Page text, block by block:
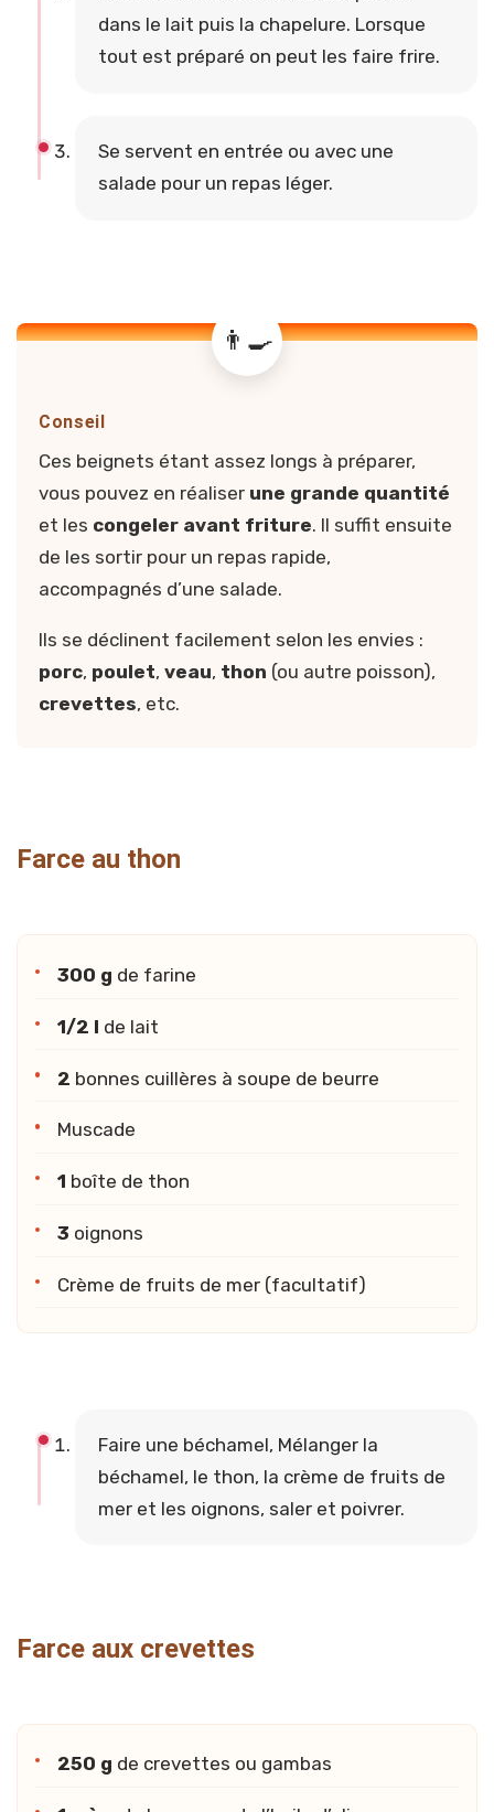
dans le lait puis la chapelure. Lorsque
tout est préparé on peut les faire frire.
Se servent en entrée ou avec une
salade pour un repas léger.
Conseil
Ces beignets étant assez longs à préparer,
vous pouvez en réaliser une grande quantité
et les congeler avant friture. Il suffit ensuite
de les sortir pour un repas rapide,
accompagnés d’une salade.
Ils se déclinent facilement selon les envies :
porc, poulet, veau, thon (ou autre poisson),
crevettes, etc.
Farce au thon
300 g de farine
1/2 l de lait
2 bonnes cuillères à soupe de beurre
Muscade
1 boîte de thon
3 oignons
Crème de fruits de mer (facultatif)
Faire une béchamel, Mélanger la
béchamel, le thon, la crème de fruits de
mer et les oignons, saler et poivrer.
Farce aux crevettes
250 g de crevettes ou gambas